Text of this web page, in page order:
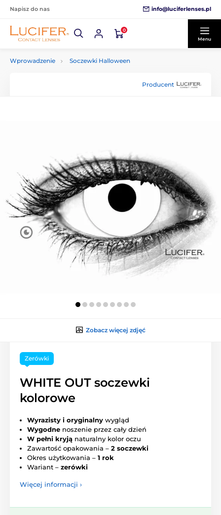
Napisz do nas info@luciferlenses.pl
0
Menu
Wprowadzenie Soczewki Halloween
Producent
Zobacz więcej zdjęć
Zerówki
WHITE OUT soczewki
kolorowe
Wyrazisty i oryginalny wygląd
Wygodne noszenie przez cały dzień
W pełni kryją naturalny kolor oczu
Zawartość opakowania – 2 soczewki
Okres użytkowania – 1 rok
Wariant – zerówki
Więcej informacji ›